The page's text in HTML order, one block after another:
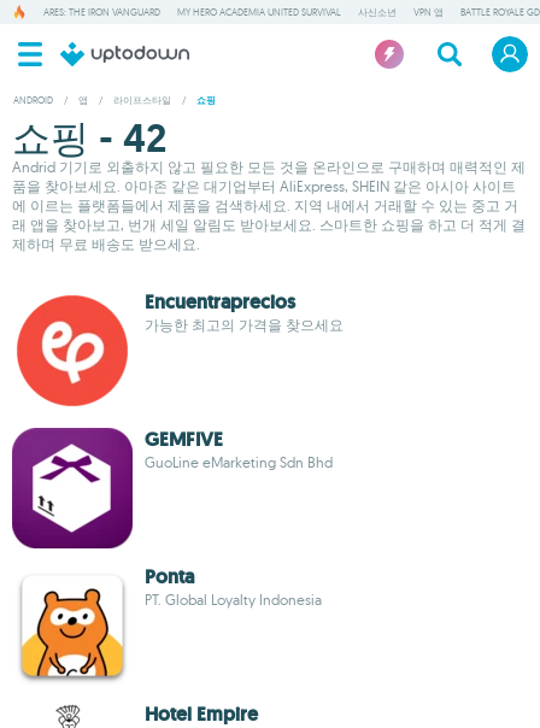
ARES: THE IRON VANGUARD MY HERO ACADEMIA UNITED SURVIVAL 사신소년 VPN 앱 BATTLE ROYALE GD
ANDROID / 앱 / 라이프스타일 / 쇼핑
쇼핑 - 42
Andrid 기기로 외출하지 않고 필요한 모든 것을 온라인으로 구매하며 매력적인 제
품을 찾아보세요. 아마존 같은 대기업부터 AliExpress, SHEIN 같은 아시아 사이트
에 이르는 플랫폼들에서 제품을 검색하세요. 지역 내에서 거래할 수 있는 중고 거
래 앱을 찾아보고, 번개 세일 알림도 받아보세요. 스마트한 쇼핑을 하고 더 적게 결
제하며 무료 배송도 받으세요.
Encuentraprecios
가능한 최고의 가격을 찾으세요
GEMFIVE
GuoLine eMarketing Sdn Bhd
Ponta
PT. Global Loyalty Indonesia
Hotel Empire